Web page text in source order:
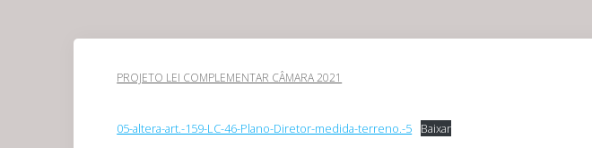
PROJETO LEI COMPLEMENTAR CÂMARA 2021
05-altera-art.-159-LC-46-Plano-Diretor-medida-terreno.-5 Baixar